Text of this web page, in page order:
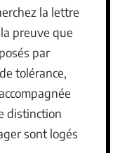
la lettre
preuve que
par
tolérance,
distinction
sont logés